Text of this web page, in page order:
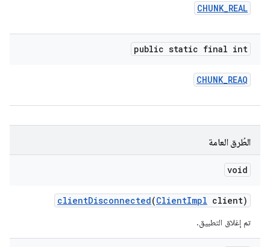
CHUNK_REAL
public static final int
CHUNK_REAQ
الطُرق العامة
void
clientDisconnected(ClientImpl client)
تم إغلاق التطبيق.